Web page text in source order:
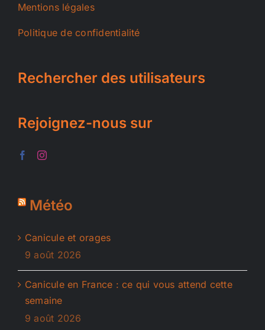
Mentions légales
Politique de confidentialité
Rechercher des utilisateurs
Rejoignez-nous sur
Météo
Canicule et orages
9 août 2026
Canicule en France : ce qui vous attend cette
semaine
9 août 2026